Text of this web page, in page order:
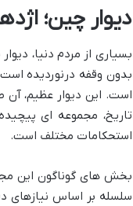
دیوار چین؛
بسیاری از مردم دنیا،
بدون وقفه درنوردیده
است. این دیوار عظیم، آن
تاریخ، مجموعه ای
استحکامات مختلف است.
بخش های گوناگون این
سلسله بر اساس نیازهای